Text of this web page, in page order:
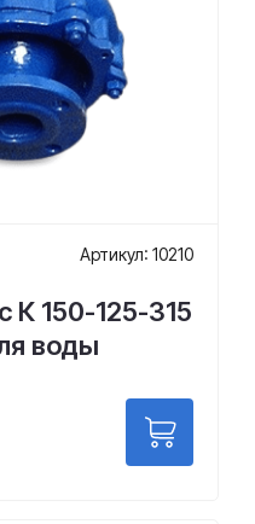
Артикул: 10210
К 150-125-315
воды